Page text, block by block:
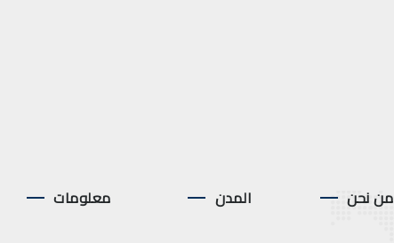
من نحن المدن معلومات